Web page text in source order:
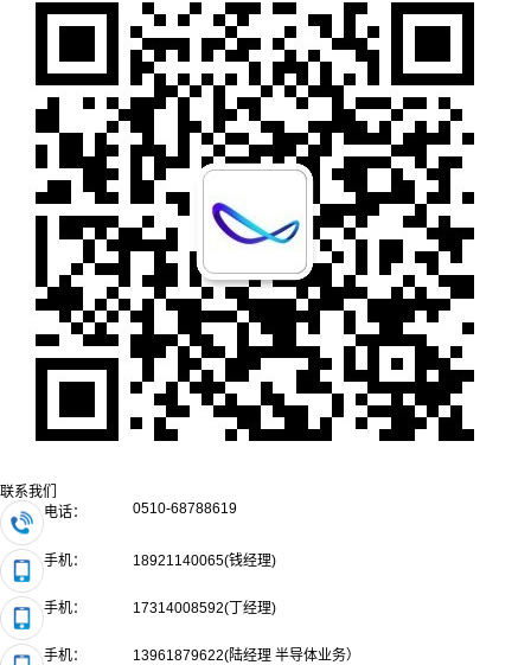
联系我们
电话：
0510-68788619
手机： 18921140065(钱经理)
手机： 17314008592(丁经理)
手机： 13961879622(陆经理 半导体业务）